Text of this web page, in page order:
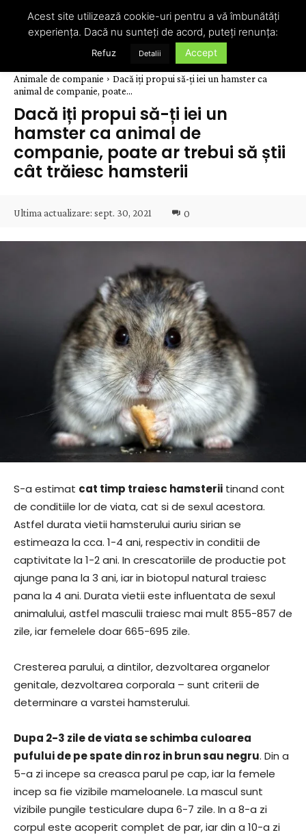
Animale de companie
Dacă iți propui să-ți iei un hamster ca
animal de companie, poate...
Dacă iți propui să-ți iei un
hamster ca animal de
companie, poate ar trebui să știi
cât trăiesc hamsterii
Ultima actualizare: sept. 30, 2021 0
S-a estimat cat timp traiesc hamsterii tinand cont
de conditiile lor de viata, cat si de sexul acestora.
Astfel durata vietii hamsterului auriu sirian se
estimeaza la cca. 1-4 ani, respectiv in conditii de
captivitate la 1-2 ani. In crescatoriile de productie pot
ajunge pana la 3 ani, iar in biotopul natural traiesc
pana la 4 ani. Durata vietii este influentata de sexul
animalului, astfel masculii traiesc mai mult 855-857 de
zile, iar femelele doar 665-695 zile.
Cresterea parului, a dintilor, dezvoltarea organelor
genitale, dezvoltarea corporala – sunt criterii de
determinare a varstei hamsterului.
Dupa 2-3 zile de viata se schimba culoarea
pufului de pe spate din roz in brun sau negru. Din a
5-a zi incepe sa creasca parul pe cap, iar la femele
incep sa fie vizibile mameloanele. La mascul sunt
vizibile pungile testiculare dupa 6-7 zile. In a 8-a zi
corpul este acoperit complet de par, iar din a 10-a zi
Acest site utilizează cookie-uri pentru a vă îmbunătăți
experiența. Dacă nu sunteți de acord, puteți renunța:
Refuz Detalii Accept